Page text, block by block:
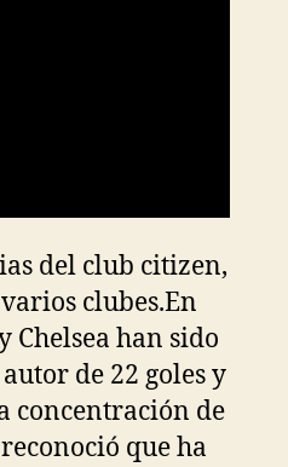
del club citizen,
clubes.En
Chelsea han sido
de 22 goles y
concentración de
que ha